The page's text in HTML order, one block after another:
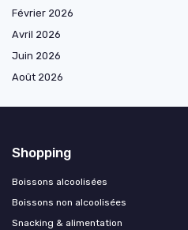
Février 2026
Avril 2026
Juin 2026
Août 2026
Shopping
Boissons alcoolisées
Boissons non alcoolisées
Snacking & alimentation